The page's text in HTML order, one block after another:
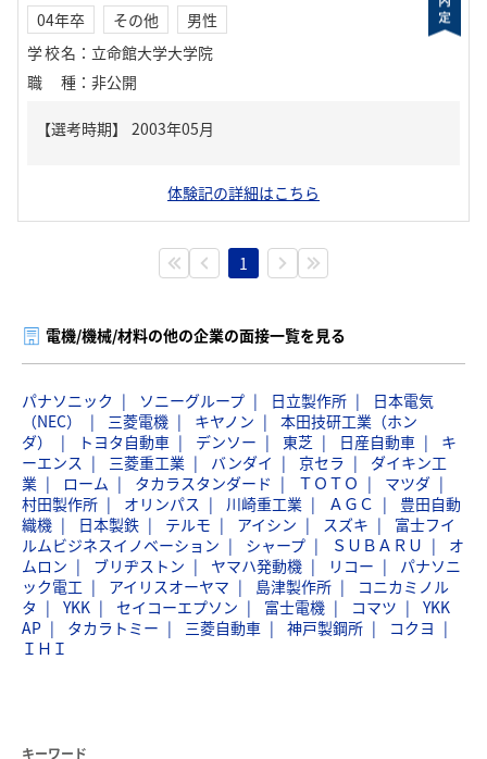
04年卒 その他
男性
学校名 ： 立命館大学大学院
職種 ： 非公開
体験記の詳細はこちら
1
電機/機械/材料の他の企業の面接一覧を見る
パナソニック ソニーグループ 日立製作所
日本電気
（NEC）
三菱電機 キヤノン
本田技研工業（ホン
ダ）
トヨタ自動車 デンソー 東芝 日産自動車
キ
ーエンス
三菱重工業 バンダイ 京セラ
ダイキン工
業
ローム タカラスタンダード ＴＯＴＯ
マツダ
村田製作所
オリンパス 川崎重工業 ＡＧＣ
豊田自動
織機
日本製鉄 テルモ アイシン スズキ
富士フイ
ルムビジネスイノベーション
シャープ ＳＵＢＡＲＵ
オ
ムロン
ブリヂストン ヤマハ発動機 リコー
パナソニ
ック電工
アイリスオーヤマ 島津製作所
コニカミノル
タ
YKK セイコーエプソン 富士電機 コマツ
YKK
AP
タカラトミー 三菱自動車 神戸製鋼所
コクヨ
ＩＨＩ
キーワード